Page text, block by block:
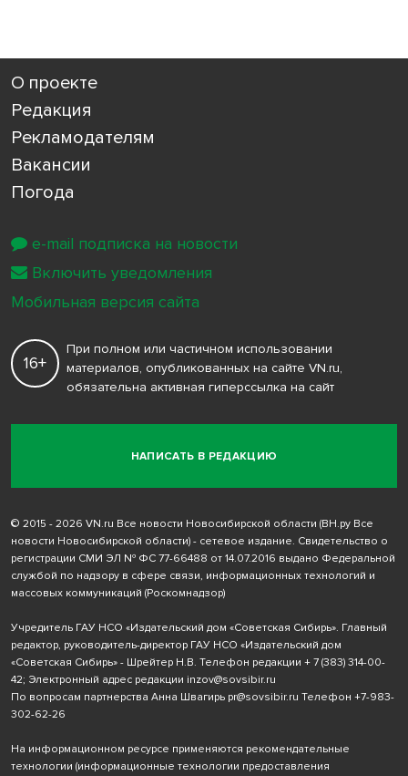
О проекте
Редакция
Рекламодателям
Вакансии
Погода
НАПИСАТЬ В РЕДАКЦИЮ
16+
При полном или частичном использовании
материалов, опубликованных на сайте VN.ru,
обязательна активная гиперссылка на сайт
© 2015 - 2026 VN.ru Все новости Новосибирской области (ВН.ру Все
новости Новосибирской области) - сетевое издание. Свидетельство о
регистрации СМИ ЭЛ № ФС 77-66488 от 14.07.2016 выдано Федеральной
службой по надзору в сфере связи, информационных технологий и
массовых коммуникаций (Роскомнадзор)
Учредитель ГАУ НСО «Издательский дом «Советская Сибирь». Главный
редактор, руководитель-директор ГАУ НСО «Издательский дом
«Советская Сибирь» - Шрейтер Н.В. Телефон редакции + 7 (383) 314-00-
42; Электронный адрес редакции inzov@sovsibir.ru
По вопросам партнерства Анна Швагирь pr@sovsibir.ru Телефон +7-983-
302-62-26
На информационном ресурсе применяются рекомендательные
технологии (информационные технологии предоставления
e-mail подписка на новости
Включить уведомления
Мобильная версия сайта